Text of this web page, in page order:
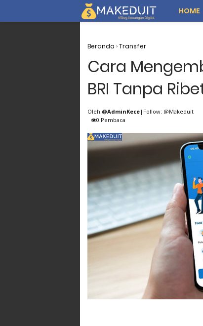
HOME
Beranda ›Transfer
Cara
BRI Tanpa
Oleh:@AdminKece|Follow: @Makeduit
0 Pembaca